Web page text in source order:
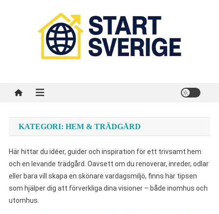
KATEGORI: HEM & TRÄDGÅRD
Här hittar du idéer, guider och inspiration för ett trivsamt hem
och en levande trädgård. Oavsett om du renoverar, inreder, odlar
eller bara vill skapa en skönare vardagsmiljö, finns här tipsen
som hjälper dig att förverkliga dina visioner – både inomhus och
utomhus.